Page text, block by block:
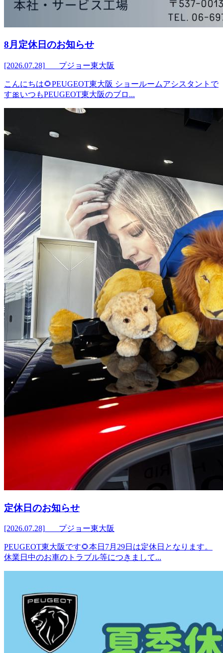
8月定休日のお知らせ
[2026.07.28] プジョー東大阪
こんにちは🌻PEUGEOT東大阪 ショールームアシスタントで
す🎀いつもPEUGEOT東大阪のブロ...
定休日のお知らせ
[2026.07.28] プジョー東大阪
PEUGEOT東大阪です🌻本日7月29日は定休日となります。
休業日中のお車のトラブル等につきまして...